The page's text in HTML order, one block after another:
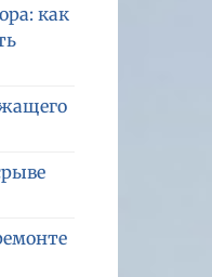
как